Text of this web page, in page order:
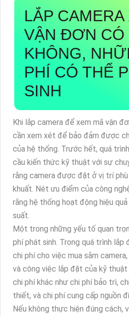
LẮP
VẬN ĐƠN CÓ
KHÔNG,
PHÍ CÓ THỂ
SINH
Khi lắp camera để xem mã vận
cần xem xét để bảo đảm được
của hệ thống. Trước hết, quá
cầu kiến thức kỹ thuật với sự
rằng camera được đặt ở vị trí
khuất. Nét ưu điểm của công
rằng hệ thống hoạt động hiệu
suất.
Một trong những yếu tố quan
phí phát sinh. Trong quá trình lắp
chi phí cho việc mua sắm
và công việc lắp đặt của kỹ thuật
chi phí khác như chi phí bảo trì,
thiết, và chi phí cung cấp nguồn
Nếu không thực hiện đúng cách,